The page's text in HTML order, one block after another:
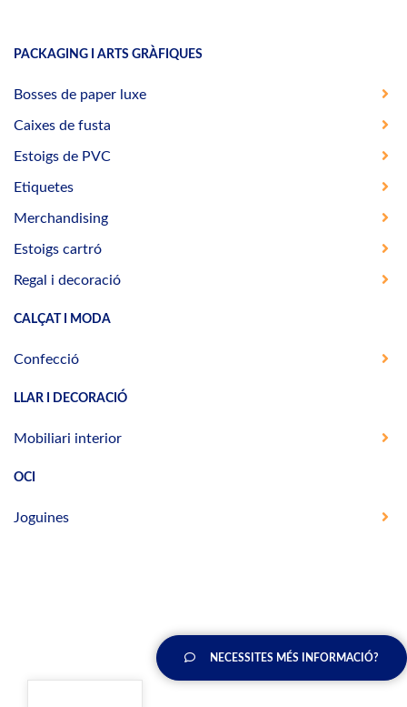
PACKAGING I ARTS GRÀFIQUES
Bosses de paper luxe
Caixes de fusta
Estoigs de PVC
Etiquetes
Merchandising
Estoigs cartró
Regal i decoració
CALÇAT I MODA
Confecció
LLAR I DECORACIÓ
Mobiliari interior
OCI
Joguines
NECESSITES MÉS INFORMACIÓ?